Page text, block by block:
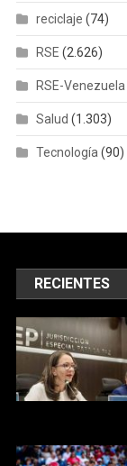
reciclaje (74)
RSE (2.626)
RSE-Venezuela
Salud (1.303)
Tecnología (90)
RECIENTES